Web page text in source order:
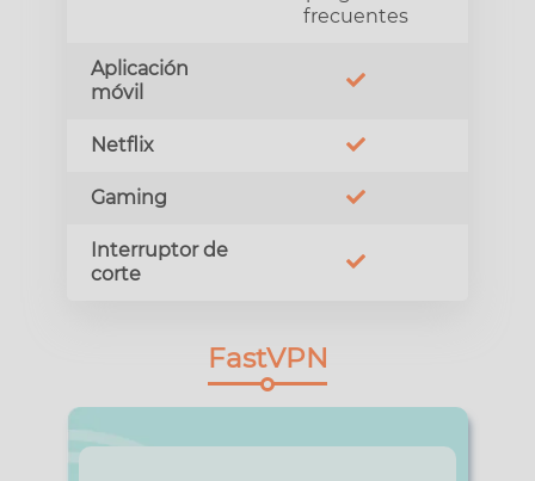
frecuentes
Aplicación
móvil
Netflix
Gaming
Interruptor de
corte
FastVPN